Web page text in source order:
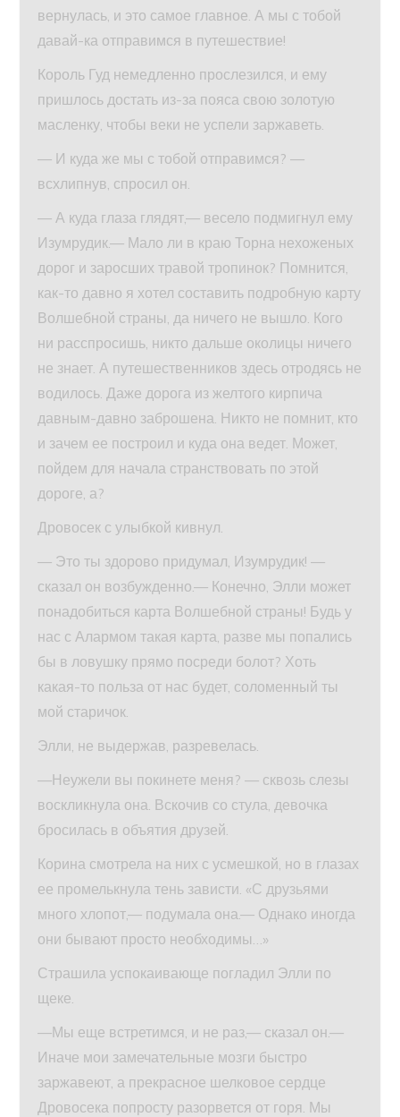
вернулась, и это самое главное. А мы с тобой
давай-ка отправимся в путешествие!
Король Гуд немедленно прослезился, и ему
пришлось достать из-за пояса свою золотую
масленку, чтобы веки не успели заржаветь.
— И куда же мы с тобой отправимся? —
всхлипнув, спросил он.
— А куда глаза глядят,— весело подмигнул ему
Изумрудик.— Мало ли в краю Торна нехоженых
дорог и заросших травой тропинок? Помнится,
как-то давно я хотел составить подробную карту
Волшебной страны, да ничего не вышло. Кого
ни расспросишь, никто дальше околицы ничего
не знает. А путешественников здесь отродясь не
водилось. Даже дорога из желтого кирпича
давным-давно заброшена. Никто не помнит, кто
и зачем ее построил и куда она ведет. Может,
пойдем для начала странствовать по этой
дороге, а?
Дровосек с улыбкой кивнул.
— Это ты здорово придумал, Изумрудик! —
сказал он возбужденно.— Конечно, Элли может
понадобиться карта Волшебной страны! Будь у
нас с Алармом такая карта, разве мы попались
бы в ловушку прямо посреди болот? Хоть
какая-то польза от нас будет, соломенный ты
мой старичок.
Элли, не выдержав, разревелась.
—Неужели вы покинете меня? — сквозь слезы
воскликнула она. Вскочив со стула, девочка
бросилась в объятия друзей.
Корина смотрела на них с усмешкой, но в глазах
ее промелькнула тень зависти. «С друзьями
много хлопот,— подумала она.— Однако иногда
они бывают просто необходимы…»
Страшила успокаивающе погладил Элли по
щеке.
—Мы еще встретимся, и не раз,— сказал он.—
Иначе мои замечательные мозги быстро
заржавеют, а прекрасное шелковое сердце
Дровосека попросту разорвется от горя. Мы